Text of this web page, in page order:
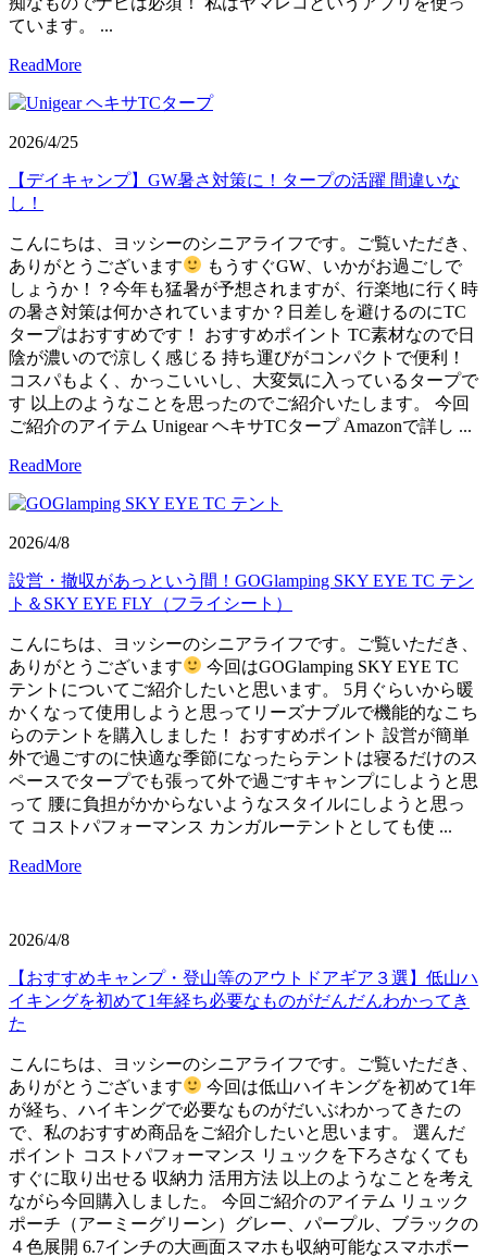
ています。 ...
ReadMore
2026/4/25
【デイキャンプ】GW暑さ対策に！タープの活躍 間違いな
し！
こんにちは、ヨッシーのシニアライフです。ご覧いただき、
ありがとうございます
もうすぐGW、いかがお過ごしで
しょうか！？今年も猛暑が予想されますが、行楽地に行く時
の暑さ対策は何かされていますか？日差しを避けるのにTC
タープはおすすめです！ おすすめポイント TC素材なので日
陰が濃いので涼しく感じる 持ち運びがコンパクトで便利！
コスパもよく、かっこいいし、大変気に入っているタープで
す 以上のようなことを思ったのでご紹介いたします。 今回
ご紹介のアイテム Unigear ヘキサTCタープ Amazonで詳し ...
ReadMore
2026/4/8
設営・撤収があっという間！GOGlamping SKY EYE TC テン
ト＆SKY EYE FLY（フライシート）
こんにちは、ヨッシーのシニアライフです。ご覧いただき、
ありがとうございます
今回はGOGlamping SKY EYE TC
テントについてご紹介したいと思います。 5月ぐらいから暖
かくなって使用しようと思ってリーズナブルで機能的なこち
らのテントを購入しました！ おすすめポイント 設営が簡単
外で過ごすのに快適な季節になったらテントは寝るだけのス
ペースでタープでも張って外で過ごすキャンプにしようと思
って 腰に負担がかからないようなスタイルにしようと思っ
て コストパフォーマンス カンガルーテントとしても使 ...
ReadMore
2026/4/8
【おすすめキャンプ・登山等のアウトドアギア３選】低山ハ
イキングを初めて1年経ち必要なものがだんだんわかってき
た
こんにちは、ヨッシーのシニアライフです。ご覧いただき、
ありがとうございます
今回は低山ハイキングを初めて1年
が経ち、ハイキングで必要なものがだいぶわかってきたの
で、私のおすすめ商品をご紹介したいと思います。 選んだ
ポイント コストパフォーマンス リュックを下ろさなくても
すぐに取り出せる 収納力 活用方法 以上のようなことを考え
ながら今回購入しました。 今回ご紹介のアイテム リュック
ポーチ（アーミーグリーン）グレー、パープル、ブラックの
４色展開 6.7インチの大画面スマホも収納可能なスマホポー